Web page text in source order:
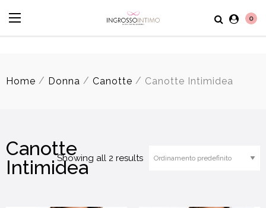
0
Home / Donna / Canotte / Canotte Intimidea
Canotte
IntimideaShowing all 2 results